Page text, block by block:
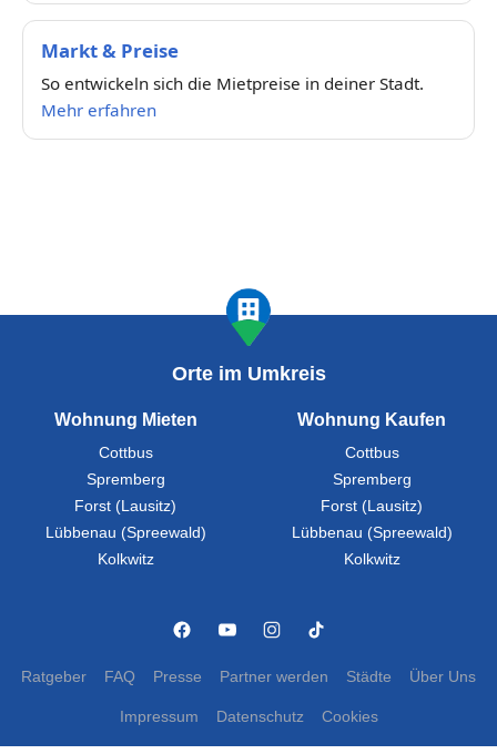
Markt & Preise
So entwickeln sich die Mietpreise in deiner Stadt.
Mehr erfahren
Orte im Umkreis
Wohnung Mieten
Cottbus
Spremberg
Forst (Lausitz)
Lübbenau (Spreewald)
Kolkwitz
Wohnung Kaufen
Cottbus
Spremberg
Forst (Lausitz)
Lübbenau (Spreewald)
Kolkwitz
Ratgeber FAQ Presse Partner werden Städte Über Uns
Impressum Datenschutz Cookies